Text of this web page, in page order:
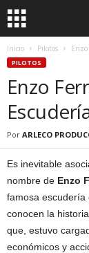
Inicio Pilotos
PILOTOS
Enzo
Por ARLECO
Es inevitable
nombre de Enzo
famosa escudería
conocen la
que, estuvo
económicos y